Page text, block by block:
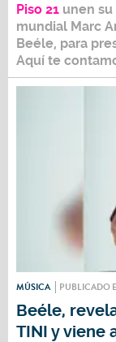
Piso 21 unen
mundial Marc
Beéle, para
Aquí te
MÚSICA PUBLICADO
Beéle,
TINI y viene